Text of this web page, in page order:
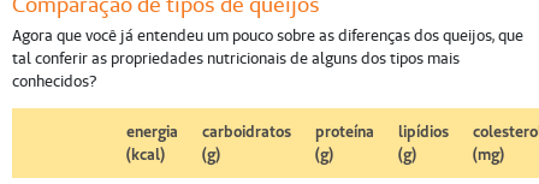
Agora que você já entendeu um pouco sobre as diferenças dos queijos, que
tal conferir as propriedades nutricionais de alguns dos tipos mais
conhecidos?
energia
(kcal)
carboidratos
(g)
proteína
(g)
lipídios
(g)
(mg)